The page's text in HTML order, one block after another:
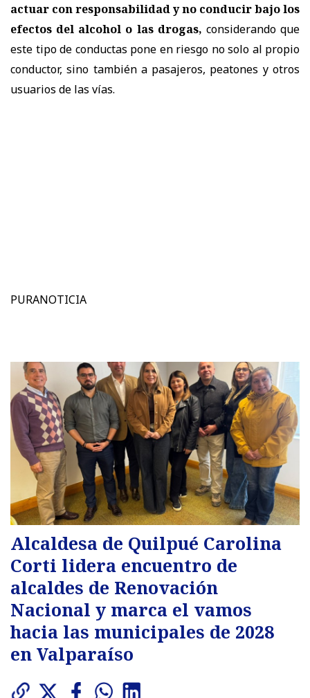
actuar con responsabilidad y no conducir bajo los
efectos del alcohol o las drogas, considerando que
este tipo de conductas pone en riesgo no solo al propio
conductor, sino también a pasajeros, peatones y otros
usuarios de las vías.
PURANOTICIA
Alcaldesa de Quilpué Carolina
Corti lidera encuentro de
alcaldes de Renovación
Nacional y marca el vamos
hacia las municipales de 2028
en Valparaíso